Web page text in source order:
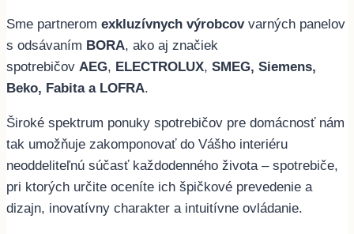
Sme partnerom exkluzívnych výrobcovvarných panelov
s odsávaním BORA, ako aj značiek
spotrebičov AEG, ELECTROLUX, SMEG, Siemens,
Beko, Fabita a LOFRA.
Široké spektrum ponuky spotrebičov pre domácnosť nám
tak umožňuje zakomponovať do Vášho interiéru
neoddeliteľnú súčasť každodenného života – spotrebiče,
pri ktorých určite oceníte ich špičkové prevedenie a
dizajn, inovatívny charakter a intuitívne ovládanie.